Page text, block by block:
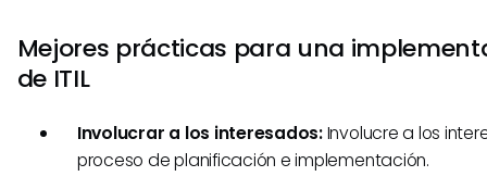
Mejores prácticas para una
de ITIL
Involucrar a los interesados:Involucre a los
proceso de planificación e implementación.